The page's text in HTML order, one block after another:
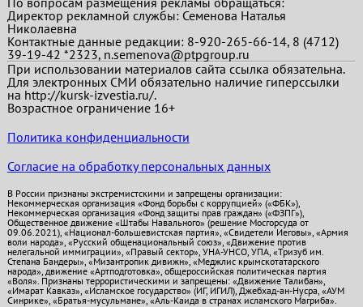
Директор рекламной службы: Семенова Наталья
Николаевна
Контактные данные редакции: 8-920-265-66-14, 8 (4712)
39-19-42 *2323, n.semenova@ptpgroup.ru
При использовании материалов сайта ссылка обязательна.
Для электронных СМИ обязательно наличие гиперссылки
на http://kursk-izvestia.ru/.
Возрастное ограничение 16+
Политика конфиденциальности
Согласие на обработку персональных данных
В России признаны экстремистскими и запрещены организации:
Некоммерческая организация «Фонд борьбы с коррупцией» («ФБК»),
Некоммерческая организация «Фонд защиты прав граждан» («ФЗПГ»),
Общественное движение «Штабы Навального» (решение Мосгорсуда от
09.06.2021), «Национал-большевистская партия», «Свидетели Иеговы», «Армия
воли народа», «Русский общенациональный союз», «Движение против
нелегальной иммиграции», «Правый сектор», УНА-УНСО, УПА, «Тризуб им.
Степана Бандеры», «Мизантропик дивижн», «Меджлис крымскотатарского
народа», движение «Артподготовка», общероссийская политическая партия
«Воля». Признаны террористическими и запрещены: «Движение Талибан»,
«Имарат Кавказ», «Исламское государство» (ИГ, ИГИЛ), Джебхад-ан-Нусра, «АУМ
Синрике», «Братья-мусульмане», «Аль-Каида в странах исламского Магриба».